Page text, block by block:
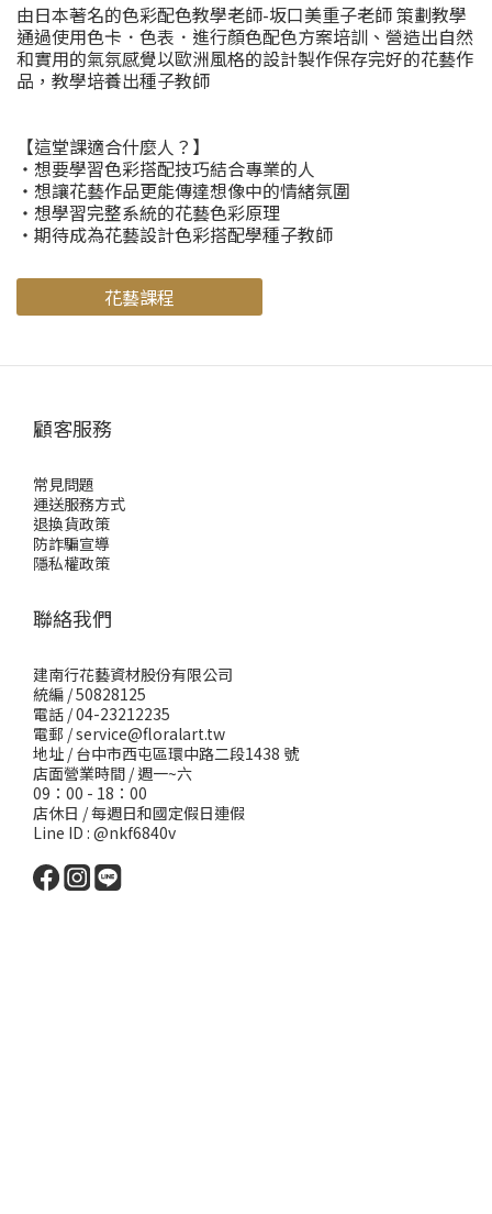
由日本著名的色彩配色教學老師-坂口美重子老師 策劃教學
通過使用色卡．色表．進行顏色配色方案培訓、營造出自然
和實用的氣氛感覺以歐洲風格的設計製作保存完好的花藝作
品，教學培養出種子教師
【這堂課適合什麼人？】
・想要學習色彩搭配技巧結合專業的人
・想讓花藝作品更能傳達想像中的情緒氛圍
・想學習完整系統的花藝色彩原理
・期待成為花藝設計色彩搭配學種子教師
花藝課程
顧客服務
常見問題
運送服務方式
退換貨政策
防詐騙宣導
隱私權政策
聯絡我們
建南行花藝資材股份有限公司
統編 / 50828125
電話 / 04-23212235
電郵 /service@floralart.tw
地址 / 台中市西屯區環中路二段1438 號
店面營業時間 / 週一~六
09：00 - 18：00
店休日 / 每週日和國定假日連假
Line ID : @nkf6840v